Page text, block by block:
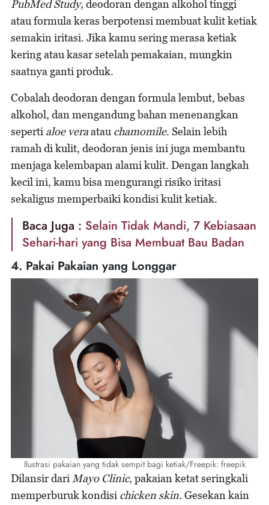
PubMed Study, deodoran dengan alkohol tinggi
atau formula keras berpotensi membuat kulit ketiak
semakin iritasi. Jika kamu sering merasa ketiak
kering atau kasar setelah pemakaian, mungkin
saatnya ganti produk.
Cobalah deodoran dengan formula lembut, bebas
alkohol, dan mengandung bahan menenangkan
seperti aloe veraatau chamomile. Selain lebih
ramah di kulit, deodoran jenis ini juga membantu
menjaga kelembapan alami kulit. Dengan langkah
kecil ini, kamu bisa mengurangi risiko iritasi
sekaligus memperbaiki kondisi kulit ketiak.
Baca Juga : Selain Tidak Mandi, 7 Kebiasaan
Sehari-hari yang Bisa Membuat Bau Badan
4. Pakai Pakaian yang Longgar
Ilustrasi pakaian yang tidak sempit bagi ketiak/Freepik: freepik
Dilansir dariMayo Clinic, pakaian ketat seringkali
memperburuk kondisi chicken skin. Gesekan kain